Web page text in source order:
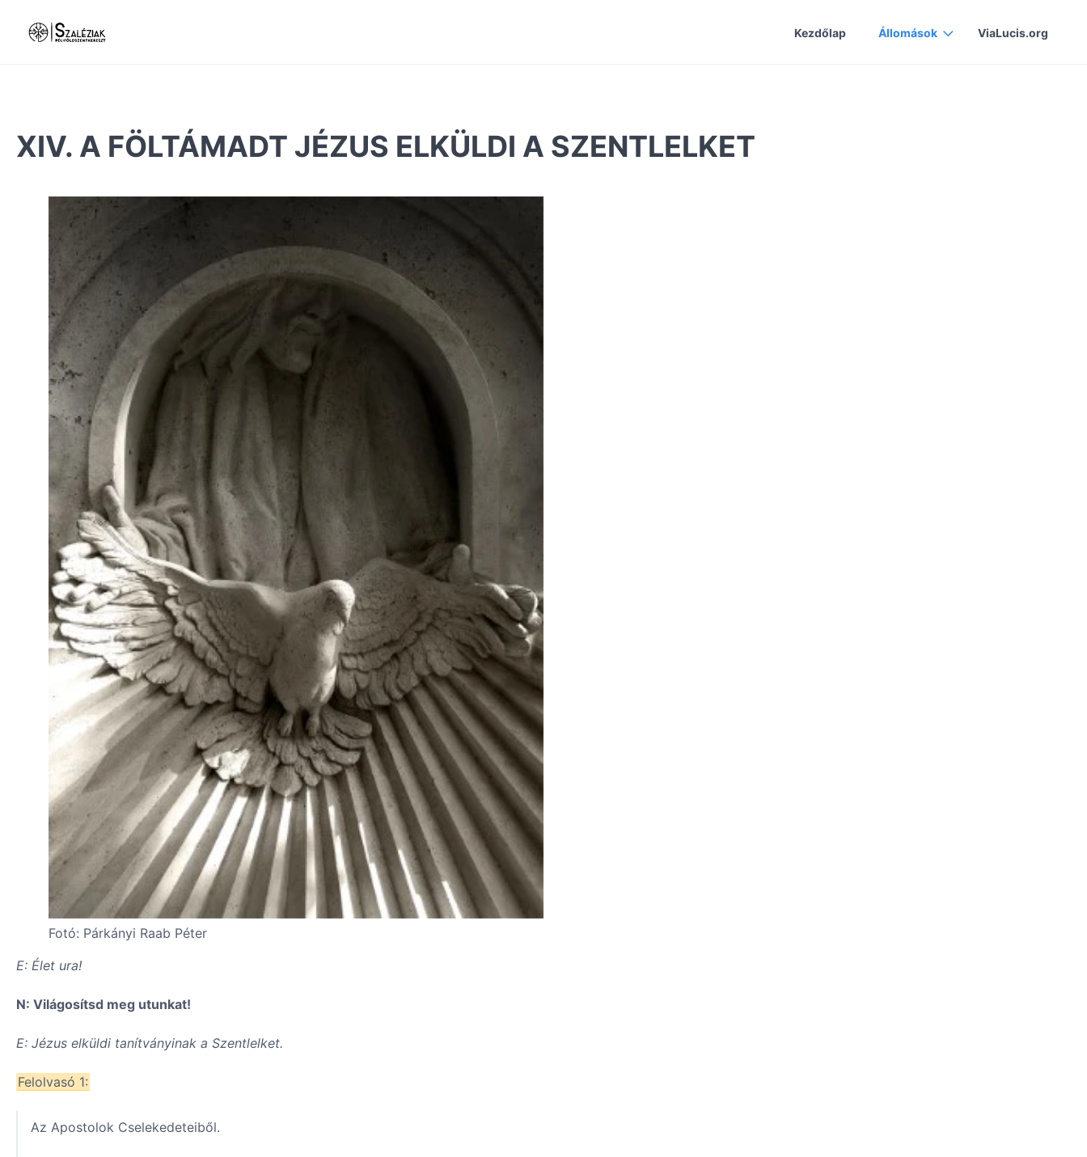
Kezdőlap Állomások ViaLucis.org
XIV. A FÖLTÁMADT JÉZUS ELKÜLDI A SZENTLELKET
Fotó: Párkányi Raab Péter
E: Élet ura!
N: Világosítsd meg utunkat!
E: Jézus elküldi tanítványinak a Szentlelket.
Felolvasó 1:
Az Apostolok Cselekedeteiből.